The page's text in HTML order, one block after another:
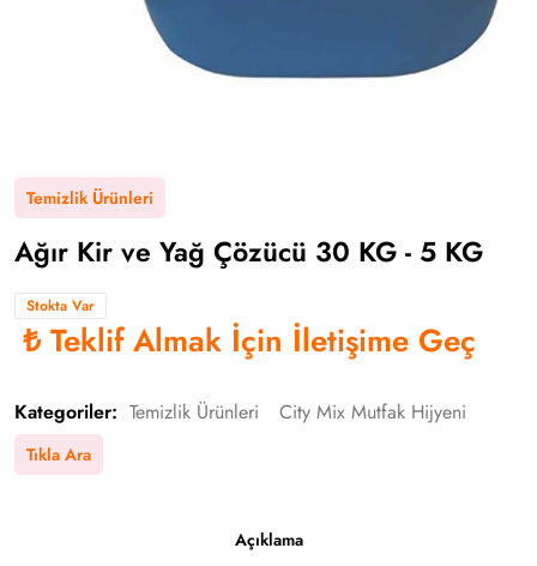
Temizlik Ürünleri
Ağır Kir ve Yağ Çözücü 30 KG - 5 KG
Stokta Var
₺Teklif Almak İçin İletişime Geç
Kategoriler: Temizlik Ürünleri City Mix Mutfak Hijyeni
Tıkla Ara
Açıklama